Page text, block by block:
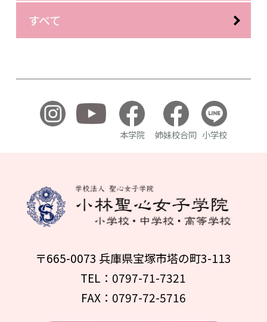
すべて
本学院 姉妹校合同 小学校
〒665-0073 兵庫県宝塚市塔の町3-113
TEL：0797-71-7321
FAX：0797-72-5716